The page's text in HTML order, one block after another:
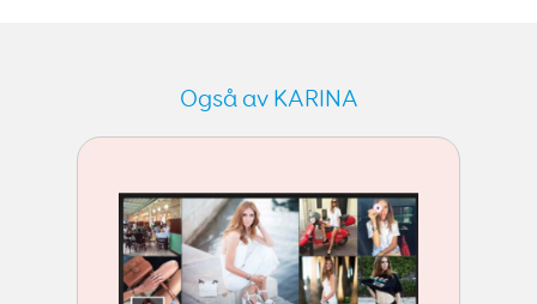
Også av KARINA